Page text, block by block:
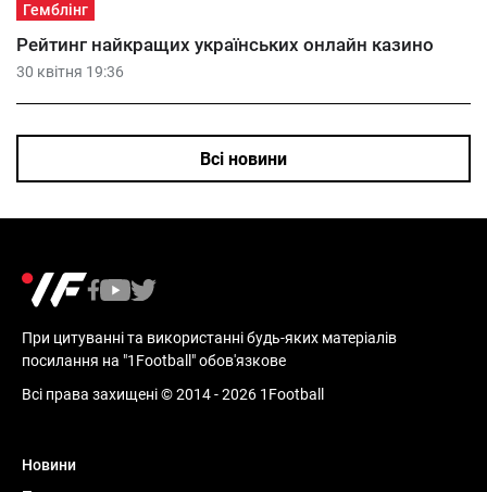
Гемблінг
30 квітня 19:36
Рейтинг найкращих українських онлайн казино
Всі новини
При цитуванні та використанні будь-яких матеріалів
посилання на "1Football" обов'язкове
Всі права захищені © 2014 - 2026 1Football
Новини